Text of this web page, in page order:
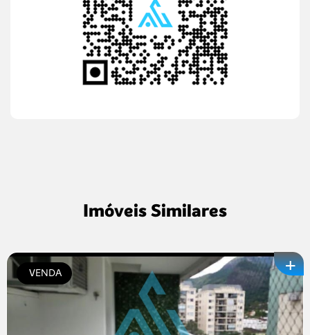
Imóveis Similares
VENDA +